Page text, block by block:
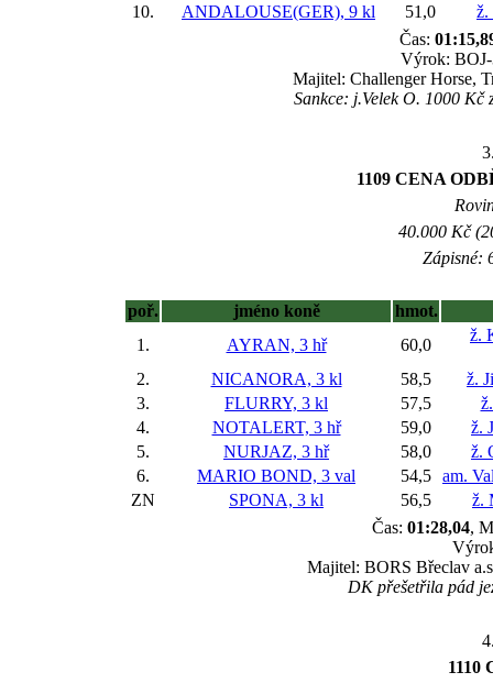
10.
ANDALOUSE(GER), 9 kl 51,0
ž.
Čas:
Výrok: BOJ-
Majitel: Challenger Horse,
Sankce: j.Velek O. 1000 Kč
1109 CENA
40.000 Kč
Zápisné:
poř. jméno koně
hmot.
1.
AYRAN, 3 hř 60,0
ž.
2. NICANORA, 3 kl 58,5
ž.
3.
FLURRY, 3 kl 57,5
4.
NOTALERT, 3 hř 59,0
ž.
5.
NURJAZ, 3 hř 58,0
ž.
6.
MARIO BOND, 3 val 54,5 am.
ZN
SPONA, 3 kl 56,5
ž.
Čas: 01:28,04,
Majitel: BORS Břeclav
DK přešetřila pád
1110